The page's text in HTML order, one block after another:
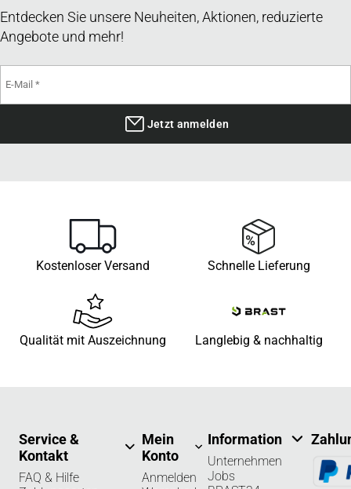
Entdecken Sie unsere Neuheiten, Aktionen, reduzierte
Angebote und mehr!
Jetzt anmelden
Kostenloser Versand Schnelle Lieferung
Qualität mit Auszeichnung Langlebig & nachhaltig
Service &
Kontakt
FAQ & Hilfe
Mein
Konto
Anmelden
Information
Unternehmen
Jobs